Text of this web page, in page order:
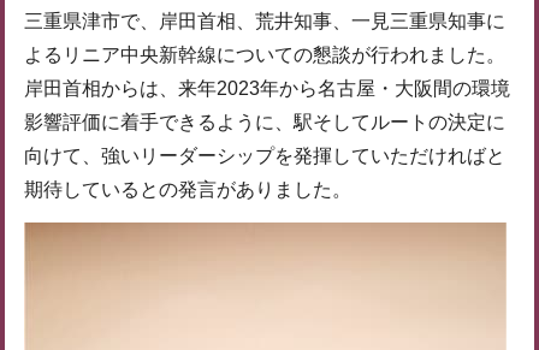
三重県津市で、岸田首相、荒井知事、一見三重県知事に
よるリニア中央新幹線についての懇談が行われました。
岸田首相からは、来年2023年から名古屋・大阪間の環境
影響評価に着手できるように、駅そしてルートの決定に
向けて、強いリーダーシップを発揮していただければと
期待しているとの発言がありました。